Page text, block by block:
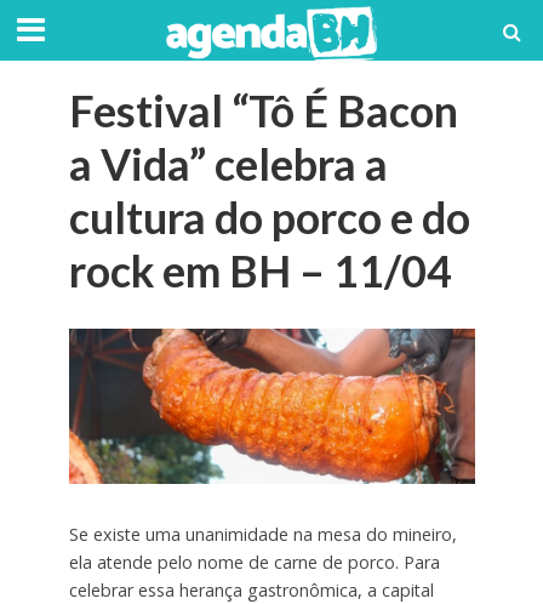
Festival “Tô É Bacon
a Vida” celebra a
cultura do porco e do
rock em BH – 11/04
Se existe uma unanimidade na mesa do mineiro,
ela atende pelo nome de carne de porco. Para
celebrar essa herança gastronômica, a capital